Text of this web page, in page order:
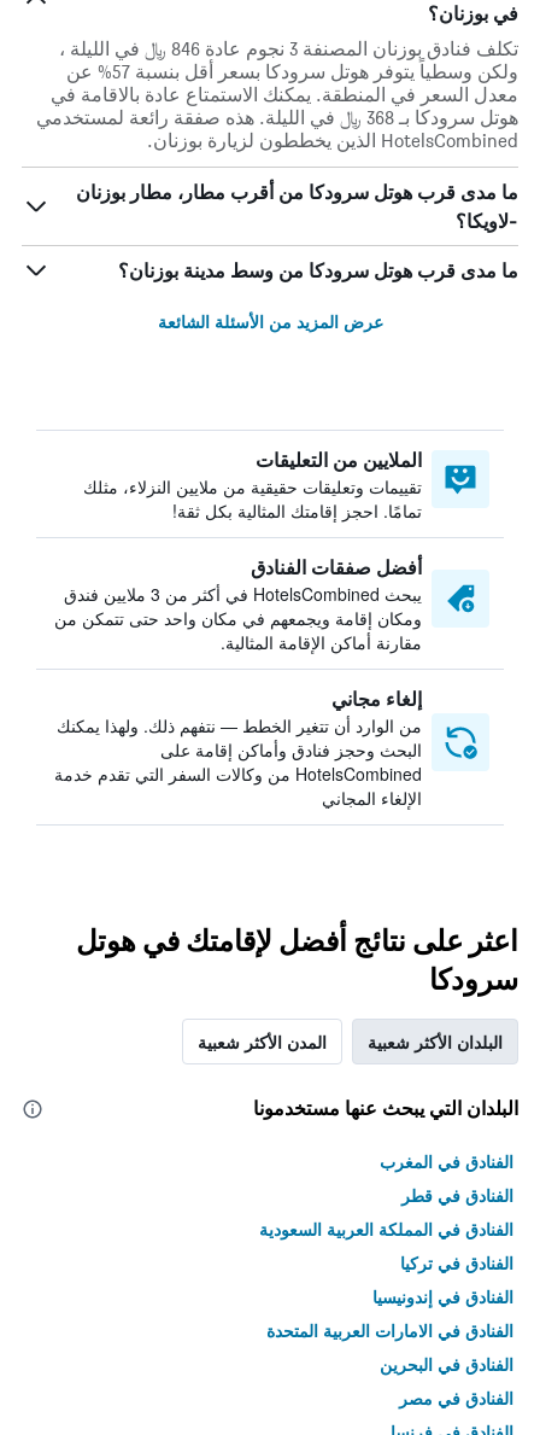
في بوزنان؟
تكلف فنادق بوزنان المصنفة 3 نجوم عادة 846 ﷼ في الليلة ،
ولكن وسطياً يتوفر هوتل سرودكا بسعر أقل بنسبة 57% عن
معدل السعر في المنطقة. يمكنك الاستمتاع عادة بالاقامة في
هوتل سرودكا بـ 368 ﷼ في الليلة. هذه صفقة رائعة لمستخدمي
HotelsCombined الذين يخططون لزيارة بوزنان.
ما مدى قرب هوتل سرودكا من أقرب مطار، مطار بوزنان
-لاويكا؟
ما مدى قرب هوتل سرودكا من وسط مدينة بوزنان؟
عرض المزيد من الأسئلة الشائعة
الملايين من التعليقات
تقييمات وتعليقات حقيقية من ملايين النزلاء، مثلك
تمامًا. احجز إقامتك المثالية بكل ثقة!
أفضل صفقات الفنادق
يبحث HotelsCombined في أكثر من 3 ملايين فندق
ومكان إقامة ويجمعهم في مكان واحد حتى تتمكن من
مقارنة أماكن الإقامة المثالية.
إلغاء مجاني
من الوارد أن تتغير الخطط — نتفهم ذلك. ولهذا يمكنك
البحث وحجز فنادق وأماكن إقامة على
HotelsCombined من وكالات السفر التي تقدم خدمة
الإلغاء المجاني
اعثر على نتائج أفضل لإقامتك في هوتل
سرودكا
البلدان الأكثر شعبية المدن الأكثر شعبية
البلدان التي يبحث عنها مستخدمونا
الفنادق في المغرب
الفنادق في قطر
الفنادق في المملكة العربية السعودية
الفنادق في تركيا
الفنادق في إندونيسيا
الفنادق في الامارات العربية المتحدة
الفنادق في البحرين
الفنادق في مصر